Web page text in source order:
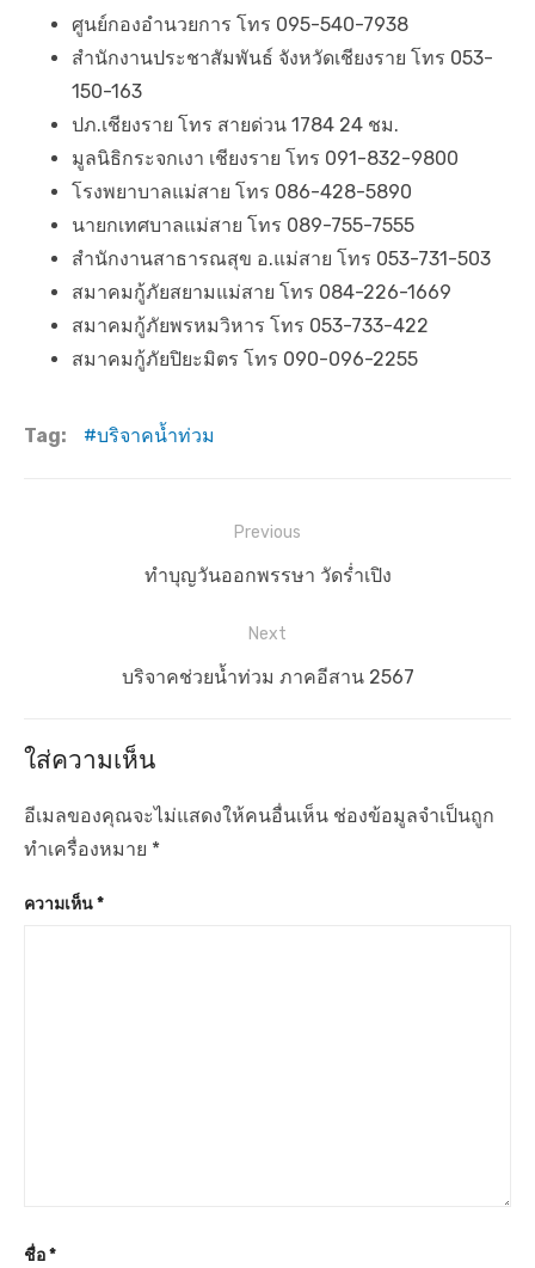
ศูนย์กองอำนวยการ โทร 095-540-7938
สํานักงานประชาสัมพันธ์ จังหวัดเชียงราย โทร 053-
150-163
ปภ.เชียงราย โทร สายด่วน 1784 24 ชม.
มูลนิธิกระจกเงา เชียงราย โทร 091-832-9800
โรงพยาบาลแม่สาย โทร 086-428-5890
นายกเทศบาลแม่สาย โทร 089-755-7555
สํานักงานสาธารณสุข อ.แม่สาย โทร 053-731-503
สมาคมกู้ภัยสยามแม่สาย โทร 084-226-1669
สมาคมกู้ภัยพรหมวิหาร โทร 053-733-422
สมาคมกู้ภัยปิยะมิตร โทร 090-096-2255
Tag: บริจาคน้ำท่วม
เ
อ
ง
Previous
P
v
u
s
p
ทำบุญวันออกพรรษา วัดร่ำเปิง
Next
N
x
p
o
บริจาคช่วยน้ำท่วม ภาคอีสาน 2567
ใส่ความเห็น
อีเมลของคุณจะไม่แสดงให้คนอื่นเห็น ช่องข้อมูลจำเป็นถูก
ทำเครื่องหมาย *
ความเห็น*
ชื่อ*